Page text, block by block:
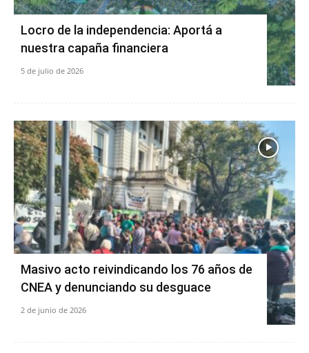
Locro de la independencia: Aportá a
nuestra capaña financiera
5 de julio de 2026
Masivo acto reivindicando los 76 años de
CNEA y denunciando su desguace
2 de junio de 2026